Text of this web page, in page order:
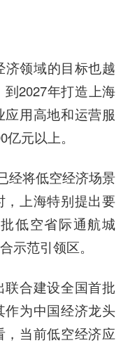
济领域的目标也越
2027年打造上海
用高地和运营服
元以上。
经将低空经济场景
上海特别提出要
低空省际通航城
示范引领区。
合建设全国首批
为中国经济龙头
当前低空经济应